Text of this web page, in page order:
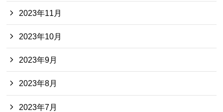
2023年11月
2023年10月
2023年9月
2023年8月
2023年7月